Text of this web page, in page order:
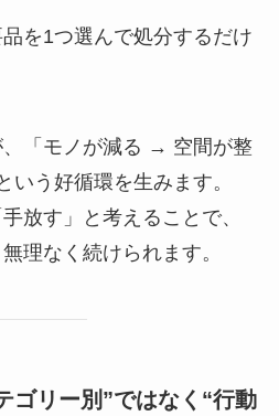
を1つ選んで処分するだけ
、「モノが減る → 空間が整
う好循環を生みます。
放す」と考えることで、
理なく続けられます。
ゴリー別”ではなく“行動